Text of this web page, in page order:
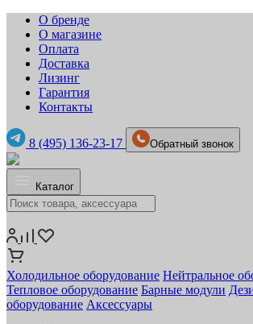
О бренде
О магазине
Оплата
Доставка
Лизинг
Гарантия
Контакты
8 (495) 136-23-17 Обратный звонок
Каталог
Холодильное оборудование Нейтральное
Тепловое оборудование Барные модули
оборудование Аксессуары